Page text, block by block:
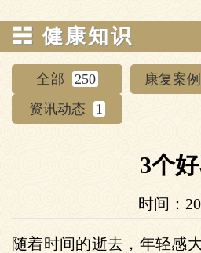
☵ 健康知识
全部 250 康复案例
资讯动态
1
3个
时间：
随着时间的逝去，年轻感